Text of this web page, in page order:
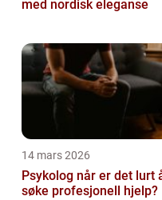
med nordisk eleganse
14 mars 2026
Psykolog når er det lurt å
søke profesjonell hjelp?